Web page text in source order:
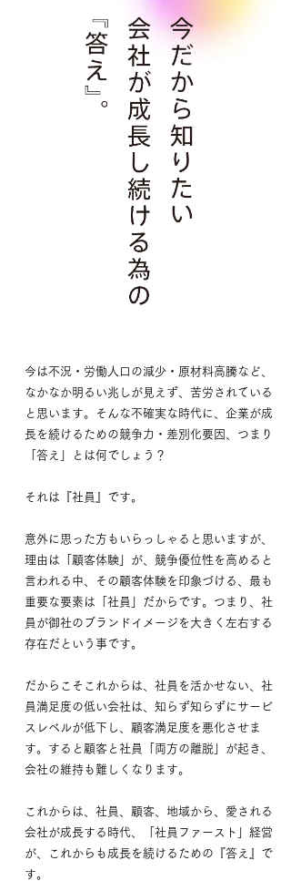
今は不況・労働人口の減少・原材料高騰など、
なかなか明るい兆しが見えず、苦労されている
と思います。
そんな不確実な時代に、企業が成
長を続けるための競争力・差別化要因、つまり
「答え」とは何でしょう？
それは『社員』です。
意外に思った方もいらっしゃると思いますが、
理由は「顧客体験」が、競争優位性を高めると
言われる中、
その顧客体験を印象づける、 最も
重要な要素は「社員」だからです。 つまり、社
員が御社のブランドイメージを大きく左右する
存在だという事です。
だからこそこれからは、社員を活かせない、社
員満足度の低い会社は、知らず知らずに サービ
スレベルが低下し、顧客満足度を悪化させま
す。 すると顧客と社員「両方の離脱」が起き、
会社の維持も難しくなります。
これからは、社員、顧客、地域から、愛される
会社が成長する時代、「社員ファースト」経営
が、これからも成長を続けるための『答え』で
す。